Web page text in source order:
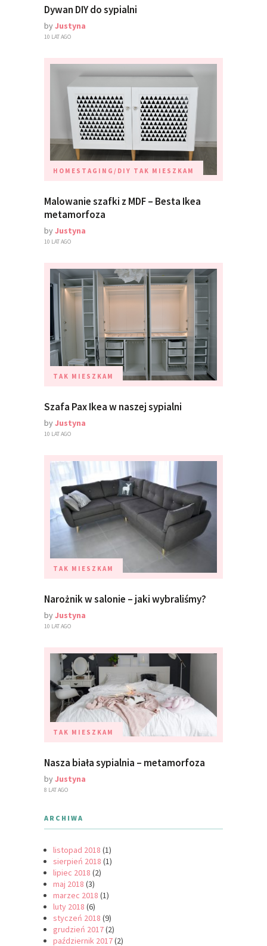
Dywan DIY do sypialni
byJustyna
10 LAT AGO
HOMESTAGING/DIY TAK MIESZKAM
Malowanie szafki z MDF – Besta Ikea
metamorfoza
byJustyna
10 LAT AGO
TAK MIESZKAM
Szafa Pax Ikea w naszej sypialni
byJustyna
10 LAT AGO
TAK MIESZKAM
Narożnik w salonie – jaki wybraliśmy?
byJustyna
10 LAT AGO
TAK MIESZKAM
Nasza biała sypialnia – metamorfoza
byJustyna
8 LAT AGO
ARCHIWA
listopad 2018 (1)
sierpień 2018 (1)
lipiec 2018 (2)
maj 2018 (3)
marzec 2018 (1)
luty 2018 (6)
styczeń 2018 (9)
grudzień 2017(2)
październik 2017(2)